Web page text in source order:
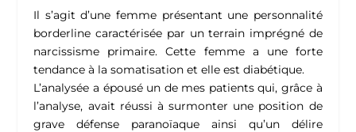
Il s’agit d’une femme présentant une personnalité
borderline caractérisée par un terrain imprégné de
narcissisme primaire. Cette femme a une forte
tendance à la somatisation et elle est diabétique.
L’analysée a épousé un de mes patients qui, grâce à
l’analyse, avait réussi à surmonter une position de
grave défense paranoïaque ainsi qu’un délire